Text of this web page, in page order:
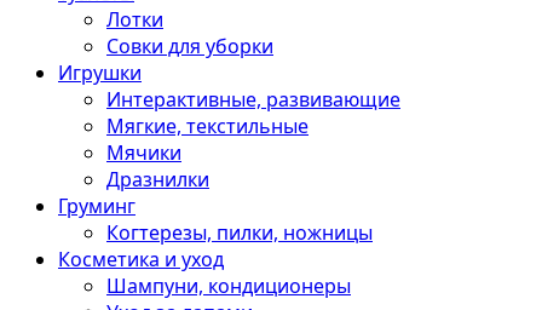
Лотки
Совки для уборки
Игрушки
Интерактивные, развивающие
Мягкие, текстильные
Мячики
Дразнилки
Груминг
Когтерезы, пилки, ножницы
Косметика и уход
Шампуни, кондиционеры